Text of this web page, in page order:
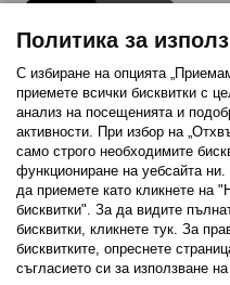
Последвайте ни:
FacebookTwitterYoutube
Политика за
Политика за
С избиране на опцията
приемете всички бисквитки с
анализ на посещенията и
активности. При избор на
само строго необходимитe
функциониране на уебсайта
да приемете като кликнете на
бисквитки". За да видите
бисквитки, кликнете тук. За
бисквитките, опреснете
съгласието си за използване на